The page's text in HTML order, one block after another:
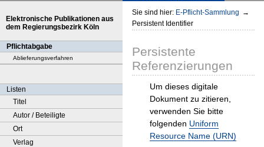
Elektronische Publikationen aus
dem Regierungsbezirk Köln
Pflichtabgabe
Ablieferungsverfahren
Listen
Titel
Autor / Beteiligte
Ort
Verlag
Sie sind hier: E-Pflicht-Sammlung →
Persistent Identifier
Persistente
Referenzierungen
Um dieses digitale
Dokument zu zitieren,
verwenden Sie bitte
folgenden Uniform
Resource Name (URN)